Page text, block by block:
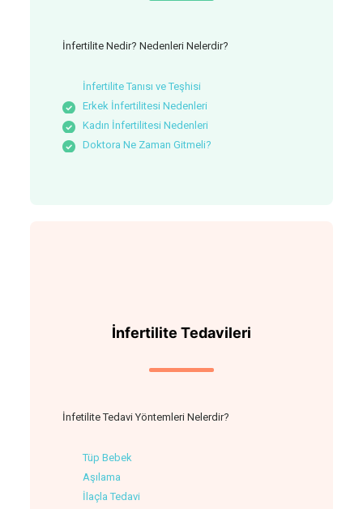
İnfertilite Nedir? Nedenleri Nelerdir?
İnfertilite Tanısı ve Teşhisi
Erkek İnfertilitesi Nedenleri
Kadın İnfertilitesi Nedenleri
Doktora Ne Zaman Gitmeli?
İnfertilite Tedavileri
İnfetilite Tedavi Yöntemleri Nelerdir?
Tüp Bebek
Aşılama
İlaçla Tedavi